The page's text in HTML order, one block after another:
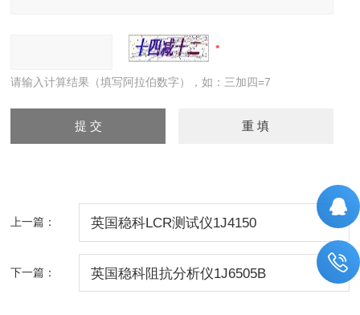
请输入计算结果（填写阿拉伯数字），如：三加四=7
上一篇： 英国稳科LCR测试仪1J4150
下一篇： 英国稳科阻抗分析仪1J6505B